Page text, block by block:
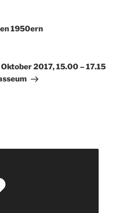
1950ern
2017, 15.00 – 17.15